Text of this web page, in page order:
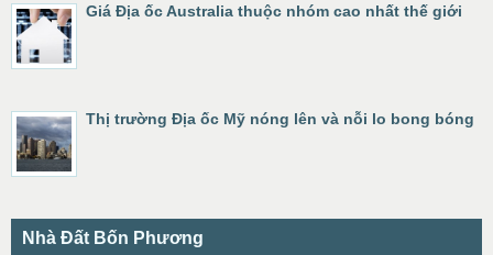
Giá Địa ốc Australia thuộc nhóm cao nhất thế giới
Thị trường Địa ốc Mỹ nóng lên và nỗi lo bong bóng
Nhà Đất Bốn Phương